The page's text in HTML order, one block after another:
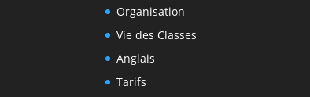
Organisation
Vie des Classes
Anglais
Tarifs